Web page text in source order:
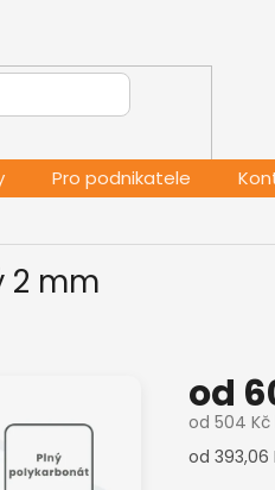
Pro podnikatele
2 mm
od
od 504 Kč
Měrná
od 393,06